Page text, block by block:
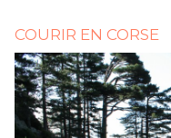
COURIR EN CORSE